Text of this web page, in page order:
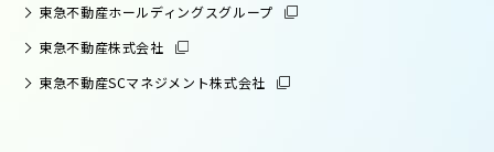
東急不動産ホールディングスグループ
東急不動産株式会社
東急不動産SCマネジメント株式会社